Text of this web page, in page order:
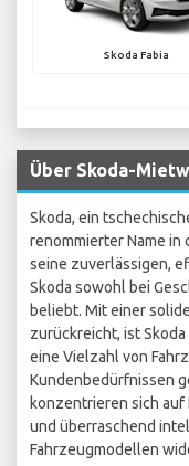
Skoda Fabia
Über Skoda-
Skoda, ein
renommierter Name
seine zuverlässigen,
Skoda sowohl bei
beliebt. Mit einer
zurückreicht, ist
eine Vielzahl von
Kundenbedürfnissen
konzentrieren sich
und überraschend
Fahrzeugmodellen